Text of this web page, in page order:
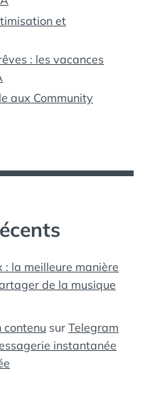
et
: les vacances
aux Community
: la meilleure manière
de la musique
contenu sur Telegram
instantanée